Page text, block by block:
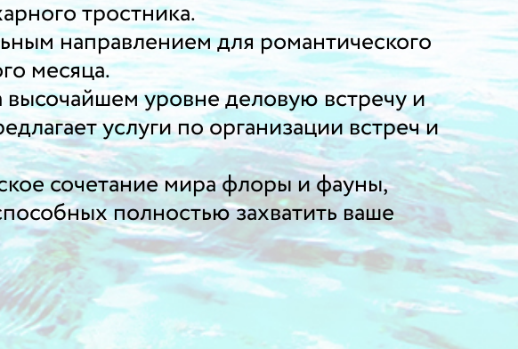
тростника.
направлением для романтического
месяца.
уровне деловую встречу и
услуги по организации встреч и
сочетание мира флоры и фауны,
полностью захватить ваше